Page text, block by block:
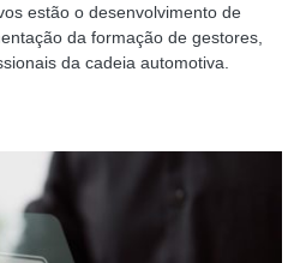
estão o desenvolvimento de
da formação de gestores,
da cadeia automotiva.